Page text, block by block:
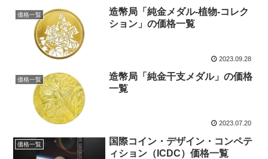
価格一覧
造幣局「純金メダル-植物-コレク
ション」の価格一覧
2023.09.28
価格一覧
造幣局「純金干支メダル」の価格
一覧
2023.07.20
価格一覧
国際コイン・デザイン・コンペテ
ィション（ICDC）価格一覧